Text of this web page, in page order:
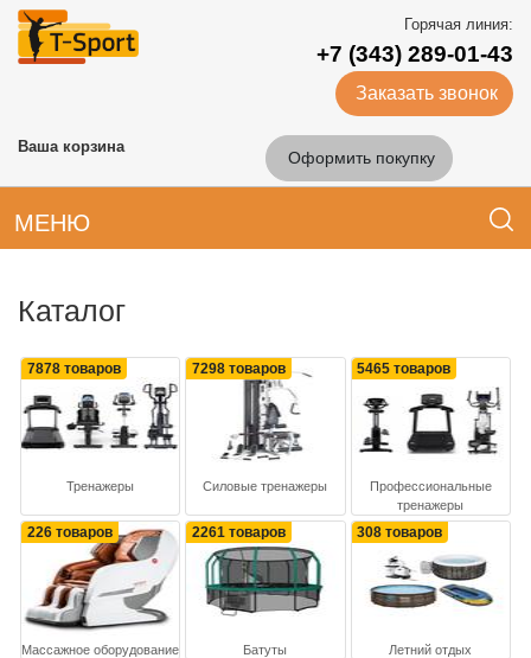
Горячая линия:
+7 (343) 289-01-43
Заказать звонок
Ваша корзина
Оформить покупку
МЕНЮ
Каталог
7878 товаров
Тренажеры
7298 товаров
Силовые тренажеры
5465 товаров
Профессиональные
тренажеры
226 товаров
Массажное оборудование
2261 товаров
Батуты
308 товаров
Летний отдых